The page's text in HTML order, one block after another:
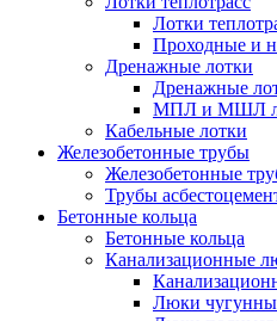
Лотки
Проходные и
Дренажные лотки
Дренажные
МПЛ и МШЛ
Кабельные лотки
Железобетонные трубы
Железобетонные
Трубы
Бетонные кольца
Бетонные кольца
Канализационные
Люки